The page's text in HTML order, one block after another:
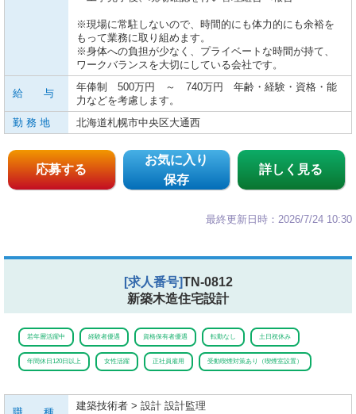
※現場に常駐しないので、時間的にも体力的にも余裕を
もって業務に取り組めます。
※身体への負担が少なく、プライベートな時間が持て、
ワークバランスを大切にしている会社です。
給 与
年俸制 500万円 ～ 740万円 年齢・経験・資格・能
力などを考慮します。
勤 務 地
北海道札幌市中央区大通西
応募する
お気に入り
保存
詳しく見る
最終更新日時：2026/7/24 10:30
[求人番号]TN-0812
新築木造住宅設計
若年層活躍中 経験者優遇 資格保有者優遇 転勤なし 土日祝休み
年間休日120日以上 女性活躍 正社員雇用 受動喫煙対策あり（喫煙室設置）
建築技術者 > 設計 設計監理